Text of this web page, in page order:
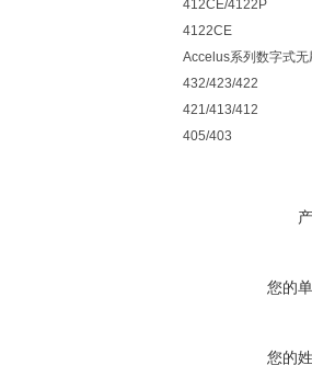
412CE/4122P
4122CE
Accelus系列数字式
432/423/422
421/413/412
405/403
您的
您的